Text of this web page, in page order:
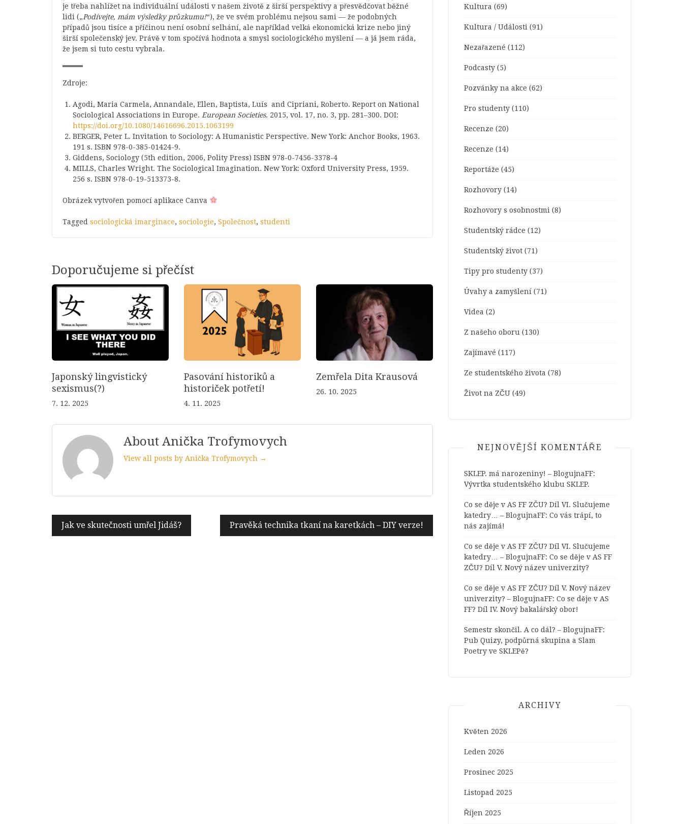
je třeba nahlížet na individuální události v našem životě z širší perspektivy a přesvědčovat běžné
lidi („Podívejte, mám výsledky průzkumu!“), že ve svém problému nejsou sami — že podobných
případů jsou tisíce a příčinou není osobní selhání, ale například velká ekonomická krize nebo jiný
širší společenský jev. Právě v tom spočívá hodnota a smysl sociologického myšlení — a já jsem ráda,
že jsem si tuto cestu vybrala.
Zdroje:
Agodi, Maria Carmela, Annandale, Ellen, Baptista, Luís and Cipriani, Roberto. Report on National
Sociological Associations in Europe. European Societies. 2015, vol. 17, no. 3, pp. 281–300. DOI:
https://doi.org/10.1080/14616696.2015.1063199
BERGER, Peter L. Invitation to Sociology: A Humanistic Perspective. New York: Anchor Books, 1963.
191 s. ISBN 978-0-385-01424-9.
Giddens, Sociology (5th edition, 2006, Polity Press) ISBN 978-0-7456-3378-4
MILLS, Charles Wright. The Sociological Imagination. New York: Oxford University Press, 1959.
256 s. ISBN 978-0-19-513373-8.
Obrázek vytvořen pomocí aplikace Canva
Tagged sociologická imarginace, sociologie, Společnost, studenti
Doporučujeme si přečíst
Japonský lingvistický
sexismus(?)
7. 12. 2025
Pasování historiků a
historiček potřetí!
4. 11. 2025
Zemřela Dita Krausová
26. 10. 2025
About Anička Trofymovych
View all posts by Anička Trofymovych →
Navigace
pro
Jak ve skutečnosti umřel Jidáš? Pravěká technika tkaní na karetkách – DIY verze!
Kultura (69)
Kultura / Události (91)
Nezařazené (112)
Podcasty (5)
Pozvánky na akce (62)
Pro studenty (110)
Recenze (20)
Recenze (14)
Reportáže (45)
Rozhovory (14)
Rozhovory s osobnostmi (8)
Studentský rádce (12)
Studentský život (71)
Tipy pro studenty (37)
Úvahy a zamyšlení (71)
Videa (2)
Z našeho oboru (130)
Zajímavé (117)
Ze studentského života (78)
Život na ZČU (49)
NEJNOVĚJŠÍ KOMENTÁŘE
SKLEP. má narozeniny! – BlogujnaFF:
Vývrtka studentského klubu SKLEP.
Co se děje v AS FF ZČU? Díl VI. Slučujeme
katedry… – BlogujnaFF: Co vás trápí, to
nás zajímá!
Co se děje v AS FF ZČU? Díl VI. Slučujeme
katedry… – BlogujnaFF: Co se děje v AS FF
ZČU? Díl V. Nový název univerzity?
Co se děje v AS FF ZČU? Díl V. Nový název
univerzity? – BlogujnaFF: Co se děje v AS
FF? Díl IV. Nový bakalářský obor!
Semestr skončil. A co dál? – BlogujnaFF:
Pub Quizy, podpůrná skupina a Slam
Poetry ve SKLEPě?
ARCHIVY
Květen 2026
Leden 2026
Prosinec 2025
Listopad 2025
Říjen 2025